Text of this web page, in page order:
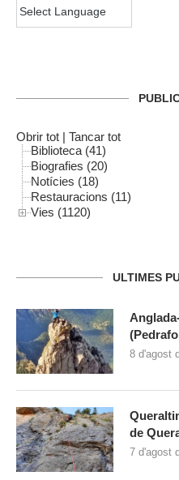
Obrir tot | Tancar tot
Biblioteca (41)
Biografies (20)
Notícies (18)
Restauracions (11)
Vies (1120)
ULTIMES
8 d'agost
de
7 d'agost